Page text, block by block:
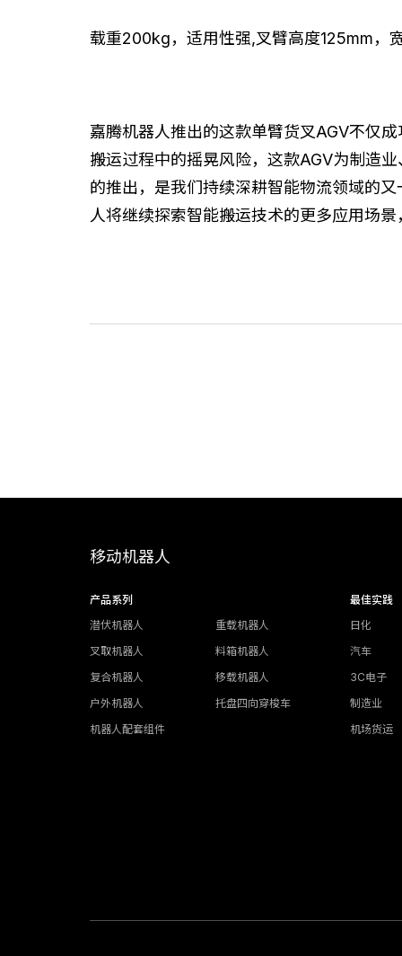
载重200kg，适用性强,叉臂高度125mm，
嘉腾机器人推出的这款单臂货叉AGV不仅
搬运过程中的摇晃风险，这款AGV为制造
的推出，是我们持续深耕智能物流领域的
人将继续探索智能搬运技术的更多应用场
移动机器人
产品系列
潜伏机器人
重载机器人
叉取机器人
料箱机器人
复合机器人
移载机器人
户外机器人
托盘四向穿梭车
机器人配套组件
最佳实践
日化
汽车
3C电子
制造业
机场货运